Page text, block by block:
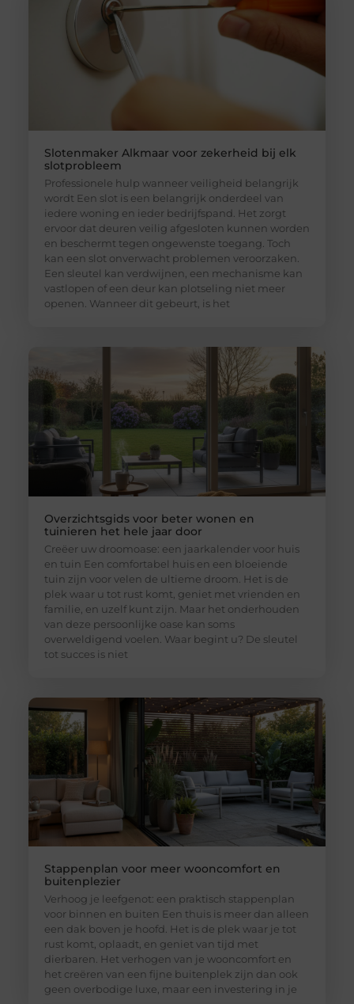
Slotenmaker Alkmaar voor zekerheid bij elk
slotprobleem
Professionele hulp wanneer veiligheid belangrijk
wordt Een slot is een belangrijk onderdeel van
iedere woning en ieder bedrijfspand. Het zorgt
ervoor dat deuren veilig afgesloten kunnen worden
en beschermt tegen ongewenste toegang. Toch
kan een slot onverwacht problemen veroorzaken.
Een sleutel kan verdwijnen, een mechanisme kan
vastlopen of een deur kan plotseling niet meer
openen. Wanneer dit gebeurt, is het
Overzichtsgids voor beter wonen en
tuinieren het hele jaar door
Creëer uw droomoase: een jaarkalender voor huis
en tuin Een comfortabel huis en een bloeiende
tuin zijn voor velen de ultieme droom. Het is de
plek waar u tot rust komt, geniet met vrienden en
familie, en uzelf kunt zijn. Maar het onderhouden
van deze persoonlijke oase kan soms
overweldigend voelen. Waar begint u? De sleutel
tot succes is niet
Stappenplan voor meer wooncomfort en
buitenplezier
Verhoog je leefgenot: een praktisch stappenplan
voor binnen en buiten Een thuis is meer dan alleen
een dak boven je hoofd. Het is de plek waar je tot
rust komt, oplaadt, en geniet van tijd met
dierbaren. Het verhogen van je wooncomfort en
het creëren van een fijne buitenplek zijn dan ook
geen overbodige luxe, maar een investering in je